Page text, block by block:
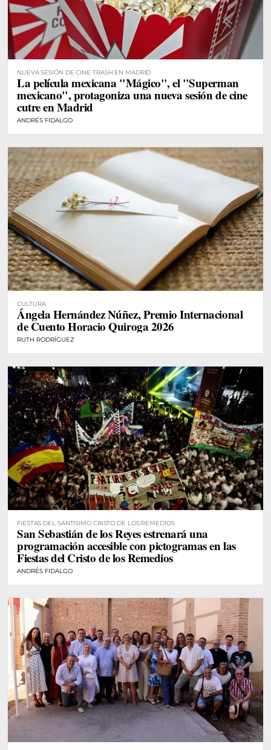
NUEVA SESIÓN DE CINE TRASH EN MADRID
La película mexicana "Mágico", el "Superman
mexicano", protagoniza una nueva sesión de cine
cutre en Madrid
ANDRÉS FIDALGO
CULTURA
Ángela Hernández Núñez, Premio Internacional
de Cuento Horacio Quiroga 2026
RUTH RODRÍGUEZ
FIESTAS DEL SANTÍSIMO CRISTO DE LOS REMEDIOS
San Sebastián de los Reyes estrenará una
programación accesible con pictogramas en las
Fiestas del Cristo de los Remedios
ANDRÉS FIDALGO